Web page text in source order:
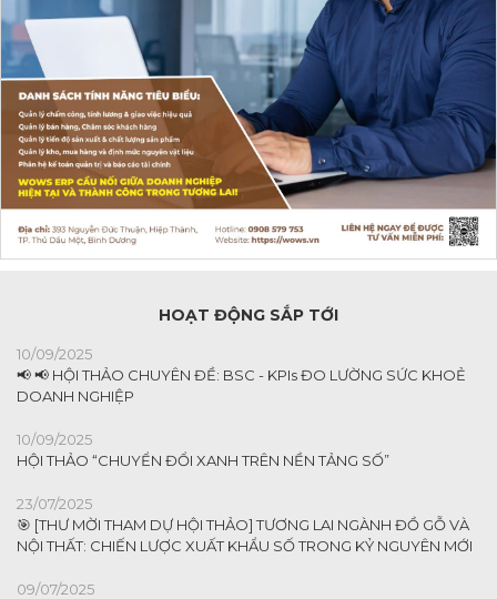
HOẠT ĐỘNG SẮP TỚI
10/09/2025
📢 📢 HỘI THẢO CHUYÊN ĐỀ: BSC - KPIs ĐO LƯỜNG SỨC KHOẺ
DOANH NGHIỆP
10/09/2025
HỘI THẢO “CHUYỂN ĐỔI XANH TRÊN NỀN TẢNG SỐ”
23/07/2025
🎯 [THƯ MỜI THAM DỰ HỘI THẢO] TƯƠNG LAI NGÀNH ĐỒ GỖ VÀ
NỘI THẤT: CHIẾN LƯỢC XUẤT KHẨU SỐ TRONG KỶ NGUYÊN MỚI
09/07/2025